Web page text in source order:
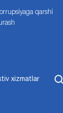
qarshi
xizmatlar